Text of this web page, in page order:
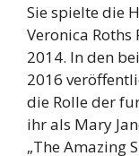
Sie spielte die
Veronica Roths
2014. In den
2016
die Rolle der
ihr als Mary
„The Amazing